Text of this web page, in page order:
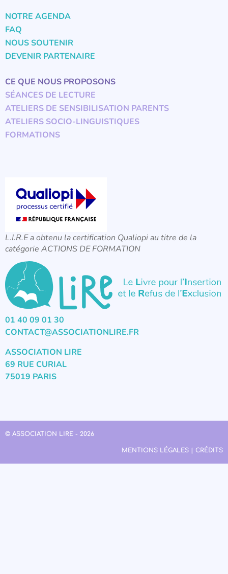
NOTRE AGENDA
FAQ
NOUS SOUTENIR
DEVENIR PARTENAIRE
CE QUE NOUS PROPOSONS
SÉANCES DE LECTURE
ATELIERS DE SENSIBILISATION PARENTS
ATELIERS SOCIO-LINGUISTIQUES
FORMATIONS
L.I.R.E a obtenu la certification Qualiopi au titre de la
catégorie ACTIONS DE FORMATION
01 40 09 01 30
CONTACT@ASSOCIATIONLIRE.FR
ASSOCIATION LIRE
69 RUE CURIAL
75019 PARIS
© ASSOCIATION LIRE - 2026
MENTIONS LÉGALES | CRÉDITS